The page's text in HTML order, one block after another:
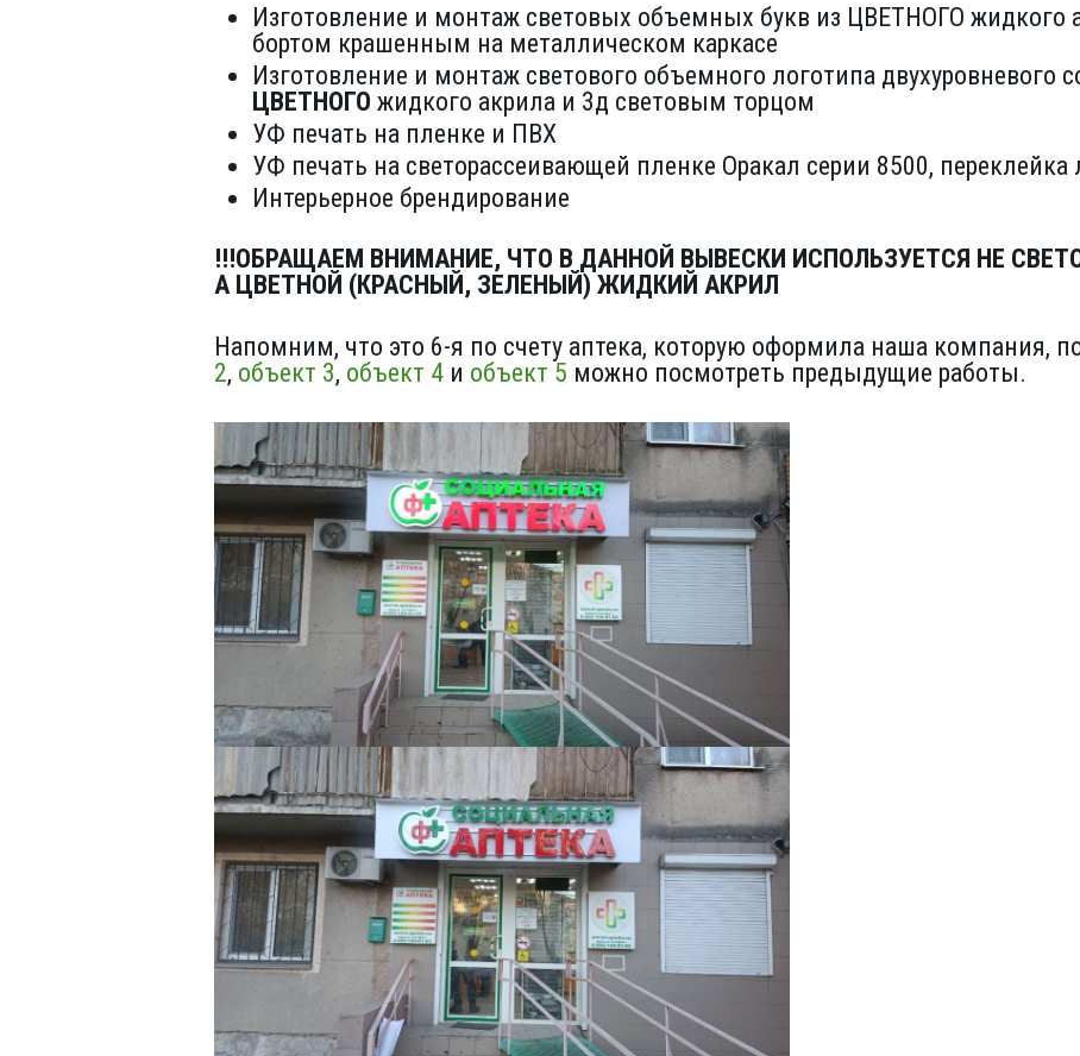
Изготовление и монтаж световых объемных букв из ЦВЕТНОГО
бортом крашенным на металлическом каркасе
Изготовление и монтаж светового объемного логотипа двухуровневого
ЦВЕТНОГО жидкого акрила и 3д световым торцом
УФ печать на пленке и ПВХ
УФ печать на светорассеивающей пленке Оракал серии 8500, переклейка
Интерьерное брендирование
!!!ОБРАЩАЕМ ВНИМАНИЕ, ЧТО В ДАННОЙ ВЫВЕСКИ ИСПОЛЬЗУЕТСЯ НЕ
А ЦВЕТНОЙ (КРАСНЫЙ, ЗЕЛЕНЫЙ) ЖИДКИЙ АКРИЛ
Напомним, что это 6-я по счету аптека, которую оформила наша компания,
2, объект 3, объект 4и объект 5 можно посмотреть предыдущие работы.